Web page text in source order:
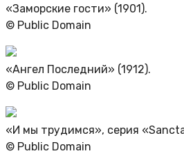
«Заморские гости» (1901).
© Public Domain
«Ангел Последний» (1912).
© Public Domain
«И мы трудимся», серия
© Public Domain